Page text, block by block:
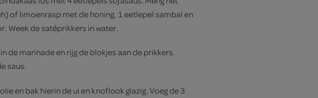
of limoenrasp met de honing, 1 eetlepel sambal en
Week de satéprikkers in water.
de marinade en rijg de blokjes aan de prikkers.
saus.
en bak hierin de ui en knoflook glazig. Voeg de 3